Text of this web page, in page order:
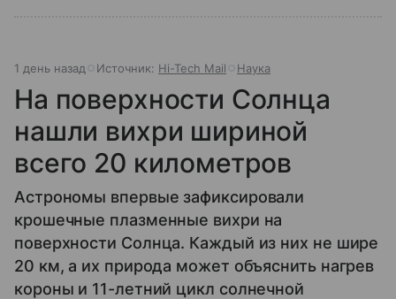
1 день назад Источник: Hi-Tech Mail Наука
На поверхности Солнца
нашли вихри шириной
всего 20 километров
Астрономы впервые зафиксировали
крошечные плазменные вихри на
поверхности Солнца. Каждый из них не шире
20 км, а их природа может объяснить нагрев
короны и 11-летний цикл солнечной